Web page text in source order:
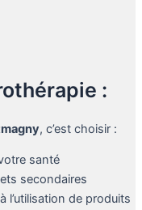
:
, c’est choisir :
santé
secondaires
l’utilisation de produits